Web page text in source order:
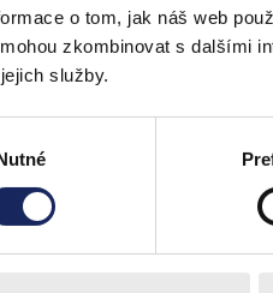
o tom, jak náš web
zkombinovat s dalšími
služby.